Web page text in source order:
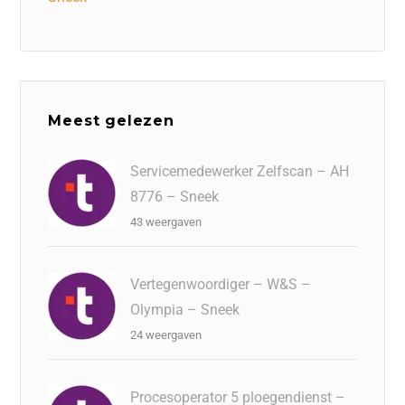
Meest gelezen
Servicemedewerker Zelfscan – AH
8776 – Sneek
43 weergaven
Vertegenwoordiger – W&S –
Olympia – Sneek
24 weergaven
Procesoperator 5 ploegendienst –